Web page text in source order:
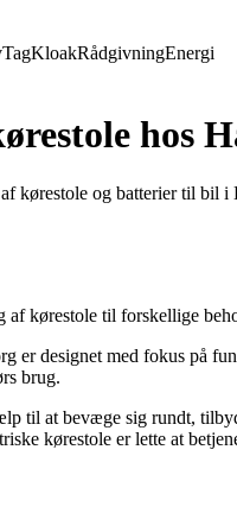
TagKloakRådgivningEnergi
hos
kørestole og batterier til bil
af kørestole til forskellige
er designet med fokus på
brug.
til at bevæge sig rundt,
kørestole er lette at